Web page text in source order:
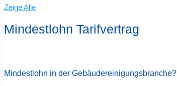
Zeige Alle
Mindestlohn Tarifvertrag
Mindestlohn in der Gebäudereinigungsbranche?